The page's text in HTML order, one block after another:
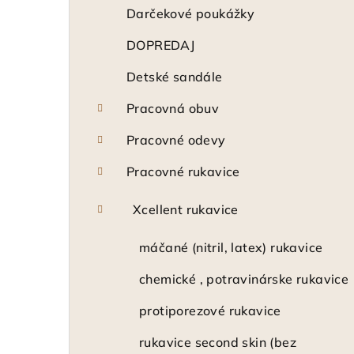
Darčekové poukážky
DOPREDAJ
Detské sandále
Pracovná obuv
Pracovné odevy
Pracovné rukavice
Xcellent rukavice
máčané (nitril, latex) rukavice
chemické , potravinárske rukavice
protiporezové rukavice
rukavice second skin (bez